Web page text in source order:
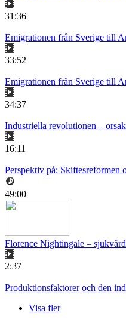
31:36
Emigrationen från Sverige till
33:52
Emigrationen från Sverige till
34:37
Industriella revolutionen –
16:11
Perspektiv på: Skiftesreformen
49:00
Florence Nightingale –
2:37
Produktionsfaktorer och den
Visa fler